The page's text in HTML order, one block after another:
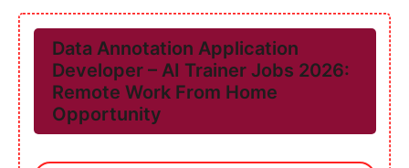
Data Annotation Application
Developer – AI Trainer Jobs 2026:
Remote Work From Home
Opportunity